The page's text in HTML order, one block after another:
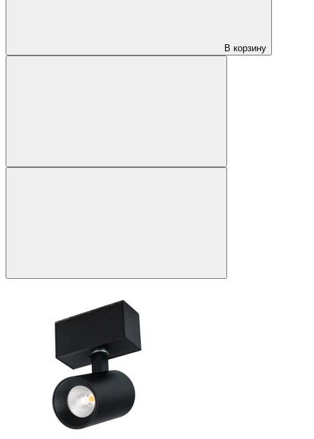
В корзину